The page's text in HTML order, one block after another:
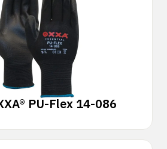
PU-Flex 14-086